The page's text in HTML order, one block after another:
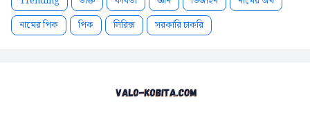
নামের পিক
পিক লিরিক্স সরকারি চাকরি